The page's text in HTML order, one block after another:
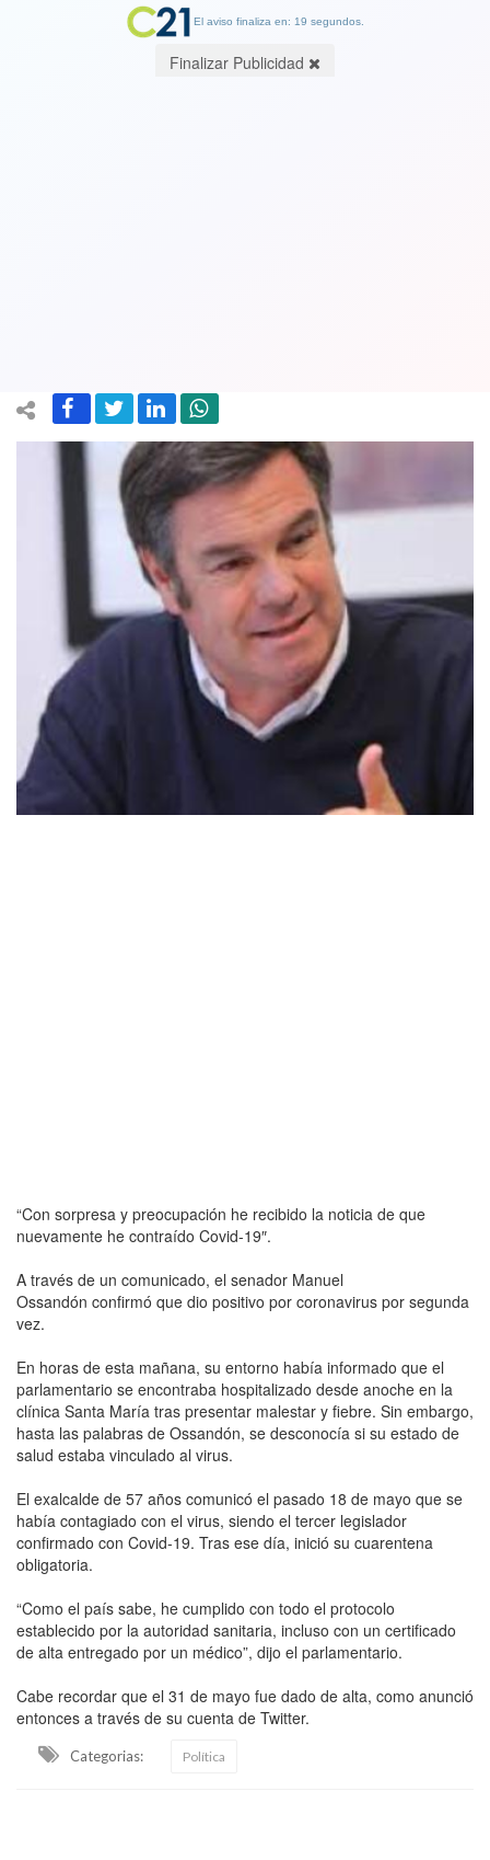
“Con sorpresa y preocupación he recibido la noticia de que
nuevamente he contraído Covid-19″.
A través de un comunicado, el senador Manuel
Ossandón confirmó que dio positivo por coronavirus por segunda
vez.
En horas de esta mañana, su entorno había informado que el
parlamentario se encontraba hospitalizado desde anoche en la
clínica Santa María tras presentar malestar y fiebre. Sin embargo,
hasta las palabras de Ossandón, se desconocía si su estado de
salud estaba vinculado al virus.
El exalcalde de 57 años comunicó el pasado 18 de mayo que se
había contagiado con el virus, siendo el tercer legislador
confirmado con Covid-19. Tras ese día, inició su cuarentena
obligatoria.
“Como el país sabe, he cumplido con todo el protocolo
establecido por la autoridad sanitaria, incluso con un certificado
de alta entregado por un médico”, dijo el parlamentario.
Cabe recordar que el 31 de mayo fue dado de alta, como anunció
entonces a través de su cuenta de Twitter.
Categorias: Política
El aviso finaliza en: 19 segundos.
Finalizar Publicidad